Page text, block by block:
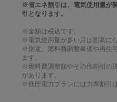
※省エネ割引は、電気使用量が
引となります。
※金額は税込です。
※電気使用量が多い月は割高に
※別途、燃料費調整単価や再生
ます。
※燃料費調整額やその他割引の
があります。
※低圧電力プランには力率割引